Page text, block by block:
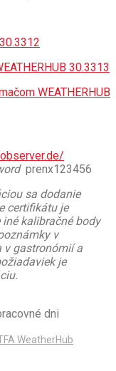
30.3313
WEATHERHUB
prenx123456
sa dodanie
certifikátu je
kalibračné body
v
v gastronómií a
je
dni
WeatherHub